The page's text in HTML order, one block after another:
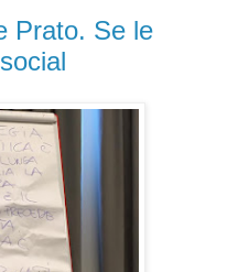
Prato. Se le